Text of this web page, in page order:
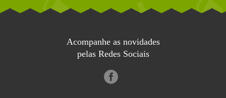
Acompanhe as novidades
pelas Redes Sociais